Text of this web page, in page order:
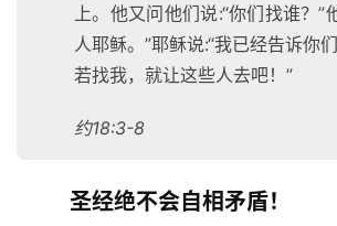
上。他又问他们说:“你们找谁？”
人耶稣。”耶稣说:“我已经告诉你
若找我，就让这些人去吧！”
约18:3-8
圣经绝不会自相矛盾！